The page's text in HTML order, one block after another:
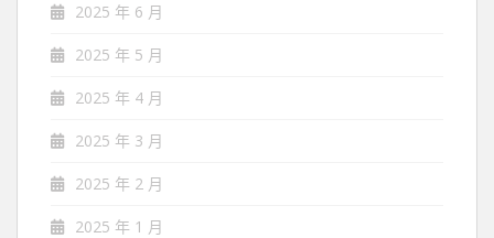
2025 年 6 月
2025 年 5 月
2025 年 4 月
2025 年 3 月
2025 年 2 月
2025 年 1 月